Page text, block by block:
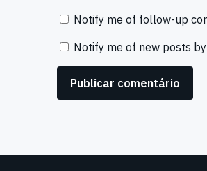
Notify me of follow-up
Notify me of new posts